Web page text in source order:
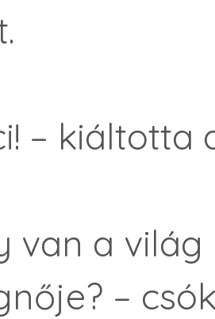
–
van a
–